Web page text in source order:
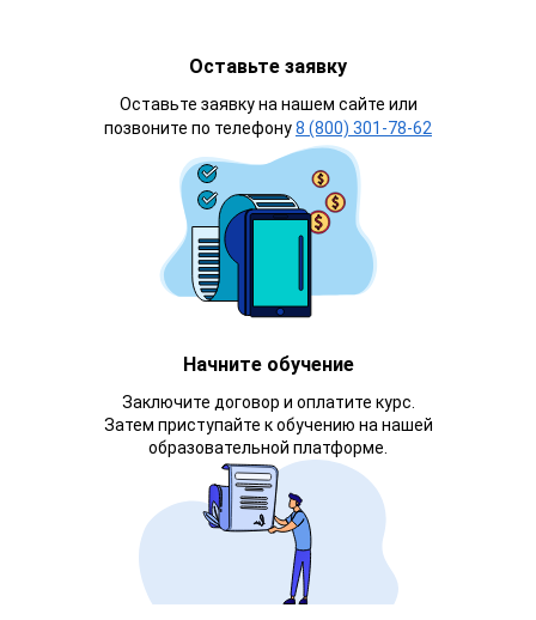
Оставьте заявку
Оставьте заявку на нашем сайте или
позвоните по телефону8 (800) 301-78-62
Начните обучение
Заключите договор и оплатите курс.
Затем приступайте к обучению на нашей
образовательной платформе.